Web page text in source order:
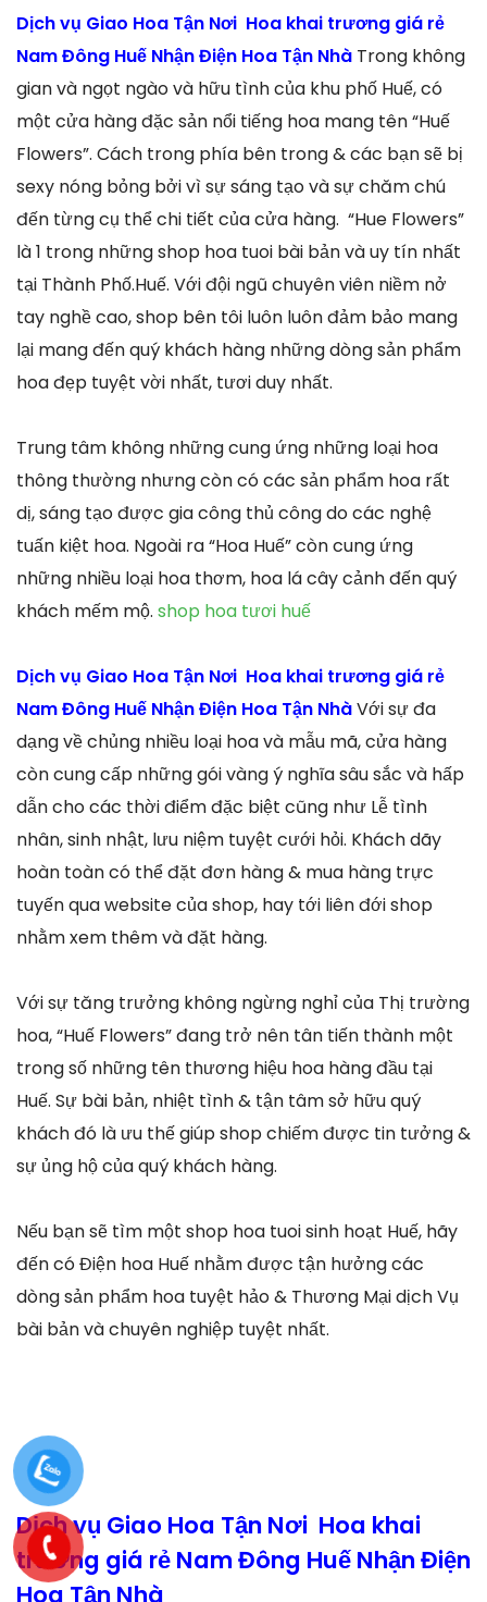
Dịch vụ Giao Hoa Tận Nơi Hoa khai trương giá rẻ
Nam Đông Huế Nhận Điện Hoa Tận Nhà Trong không
gian và ngọt ngào và hữu tình của khu phố Huế, có
một cửa hàng đặc sản nổi tiếng hoa mang tên “Huế
Flowers”. Cách trong phía bên trong & các bạn sẽ bị
sexy nóng bỏng bởi vì sự sáng tạo và sự chăm chú
đến từng cụ thể chi tiết của cửa hàng. “Hue Flowers”
là 1 trong những shop hoa tuoi bài bản và uy tín nhất
tại Thành Phố.Huế. Với đội ngũ chuyên viên niềm nở
tay nghề cao, shop bên tôi luôn luôn đảm bảo mang
lại mang đến quý khách hàng những dòng sản phẩm
hoa đẹp tuyệt vời nhất, tươi duy nhất.
Trung tâm không những cung ứng những loại hoa
thông thường nhưng còn có các sản phẩm hoa rất
dị, sáng tạo được gia công thủ công do các nghệ
tuấn kiệt hoa. Ngoài ra “Hoa Huế” còn cung ứng
những nhiều loại hoa thơm, hoa lá cây cảnh đến quý
khách mếm mộ. shop hoa tươi huế
Dịch vụ Giao Hoa Tận Nơi Hoa khai trương giá rẻ
Nam Đông Huế Nhận Điện Hoa Tận NhàVới sự đa
dạng về chủng nhiều loại hoa và mẫu mã, cửa hàng
còn cung cấp những gói vàng ý nghĩa sâu sắc và hấp
dẫn cho các thời điểm đặc biệt cũng như Lễ tình
nhân, sinh nhật, lưu niệm tuyệt cưới hỏi. Khách dãy
hoàn toàn có thể đặt đơn hàng & mua hàng trực
tuyến qua website của shop, hay tới liên đới shop
nhằm xem thêm và đặt hàng.
Với sự tăng trưởng không ngừng nghỉ của Thị trường
hoa, “Huế Flowers” đang trở nên tân tiến thành một
trong số những tên thương hiệu hoa hàng đầu tại
Huế. Sự bài bản, nhiệt tình & tận tâm sở hữu quý
khách đó là ưu thế giúp shop chiếm được tin tưởng &
sự ủng hộ của quý khách hàng.
Nếu bạn sẽ tìm một shop hoa tuoi sinh hoạt Huế, hãy
đến có Điện hoa Huế nhằm được tận hưởng các
dòng sản phẩm hoa tuyệt hảo & Thương Mại dịch Vụ
bài bản và chuyên nghiệp tuyệt nhất.
Dịch vụ Giao Hoa Tận Nơi Hoa khai
trương giá rẻ Nam Đông Huế Nhận Điện